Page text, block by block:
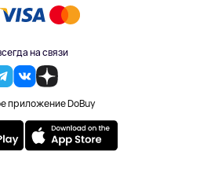
на связи
приложение DoBuy